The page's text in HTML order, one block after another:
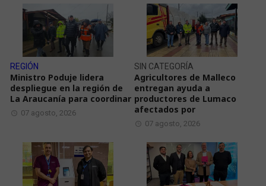
REGIÓN
Ministro Poduje lidera
despliegue en la región de
La Araucanía para coordinar
07 agosto, 2026
SIN CATEGORÍA
Agricultores de Malleco
entregan ayuda a
productores de Lumaco
afectados por
07 agosto, 2026